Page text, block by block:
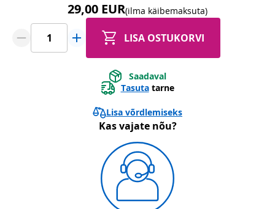
29,00 EUR(ilma käibemaksuta)
LISA OSTUKORVI
Saadaval
Tasuta tarne
Lisa võrdlemiseks
Kas vajate nõu?